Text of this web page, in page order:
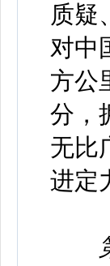
质疑
对中
方公
分，
无比
进定